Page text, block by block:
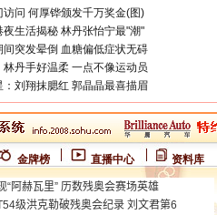
问 何厚铧颁发千万奖金(图)
生活揭秘 林丹张怡宁最"潮"
突发晕倒 血糖偏低症状无碍
丹手好温柔 一点不像运动员
刘翔抹腮红 郭晶晶最喜描眉
金牌榜 直播中心 资料库